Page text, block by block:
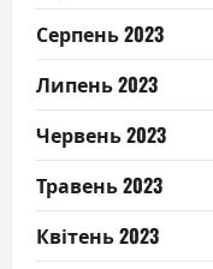
Серпень 2023
Липень 2023
Червень 2023
Травень 2023
Квітень 2023